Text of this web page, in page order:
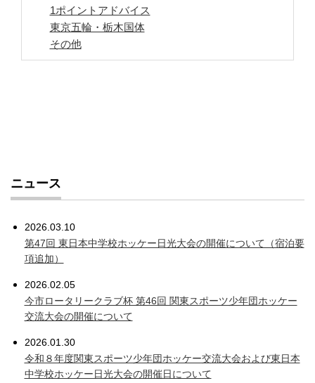
1ポイントアドバイス
東京五輪・栃木国体
その他
ニュース
2026.03.10
第47回 東日本中学校ホッケー日光大会の開催について（宿泊要
項追加）
2026.02.05
今市ロータリークラブ杯 第46回 関東スポーツ少年団ホッケー
交流大会の開催について
2026.01.30
令和８年度関東スポーツ少年団ホッケー交流大会および東日本
中学校ホッケー日光大会の開催日について